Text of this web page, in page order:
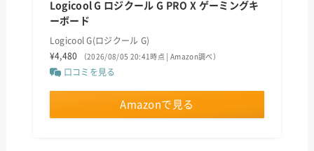
Logicool G ロジクール G PRO X ゲーミングキ
ーボード
Logicool G(ロジクール G)
¥4,480
（2026/08/05 20:41時点 | Amazon調べ）
口コミを見る
Amazonで見る